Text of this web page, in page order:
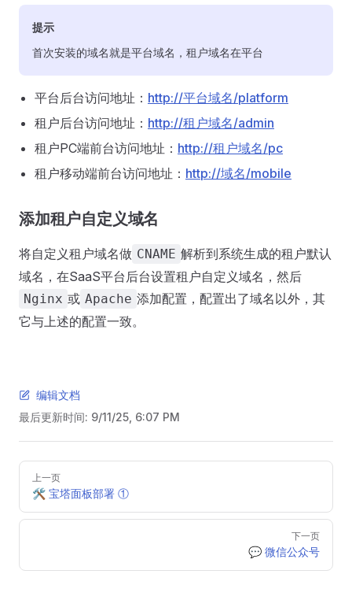
提示
首次安装的域名就是平台域名，租户域名在平台
平台后台访问地址： http://平台域名/platform
租户后台访问地址： http://租户域名/admin
租户PC端前台访问地址： http://租户域名/pc
租户移动端前台访问地址： http://域名/mobile
添加租户自定义域名
将自定义租户域名做 CNAME 解析到系统生成的租户默认
域名，在SaaS平台后台设置租户自定义域名，然后
Nginx 或 Apache 添加配置，配置出了域名以外，其
它与上述的配置一致。
编辑文档
最后更新时间: 9/11/25, 6:07 PM
Pager
上一页
🛠️ 宝塔面板部署 ①
下一页
💬 微信公众号